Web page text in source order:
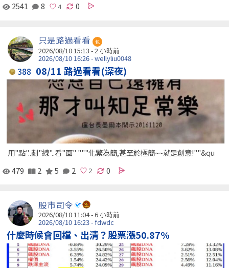
2541
8 0
只是路過看看 包
2026/08/10 15:13 -2 小時前
2026/08/10 16:26 - wellyliu0048
388 08/11 路過看看(深夜)
用"點"..劃"線"..看"面" """化繁為簡,甚至於極簡~~就是創意!""&qu
479
2 5 2 0
股市司令
2026/08/10 11:04 -6 小時前
2026/08/10 16:23 - fdwdc
什麼時候會回檔、出清？股票漲50.87%